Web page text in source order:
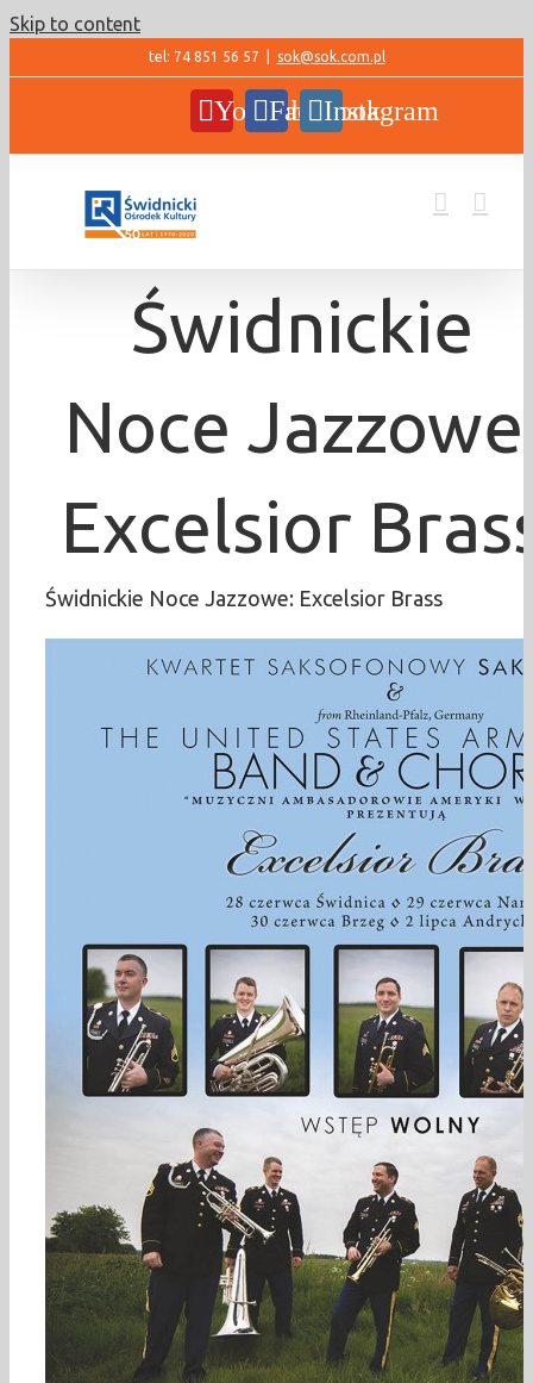
Skip to content
tel: 74 851 56 57 sok@sok.com.pl
YouTubeFacebookInstagram
Świdnickie
Noce
Excelsior
Świdnickie Noce Jazzowe: Excelsior Brass